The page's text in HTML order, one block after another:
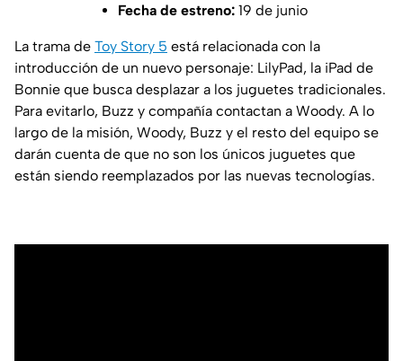
Fecha de estreno:19 de junio
La trama de Toy Story 5 está relacionada con la
introducción de un nuevo personaje: LilyPad, la iPad de
Bonnie que busca desplazar a los juguetes tradicionales.
Para evitarlo, Buzz y compañía contactan a Woody. A lo
largo de la misión, Woody, Buzz y el resto del equipo se
darán cuenta de que no son los únicos juguetes que
están siendo reemplazados por las nuevas tecnologías.